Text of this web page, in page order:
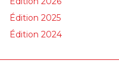
Édition 2025
Édition 2024